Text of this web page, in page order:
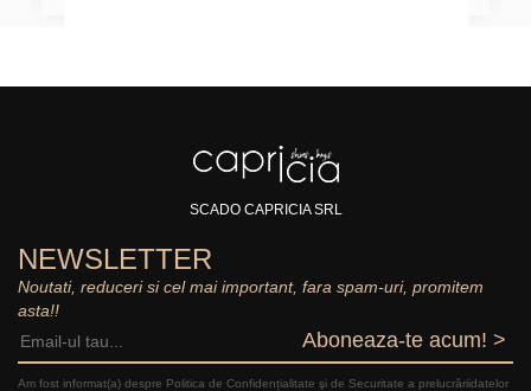
SCADO CAPRICIA SRL
NEWSLETTER
Noutati, reduceri si cel mai important, fara spam-uri, promitem
asta!!
Aboneaza-te acum! >
Am fost informat(a) despre Politica de Confidențialitate şi de Securitate a prelucrăriidatelor